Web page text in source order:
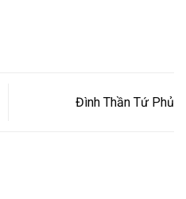
Đình Thần Tứ Phủ